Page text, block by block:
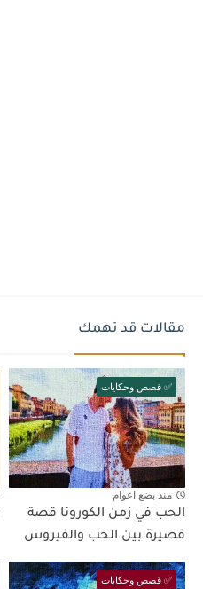
مقالات قد تهمك
✅ قصص وحكايات
منذ بضع اعوام
الحب في زمن الكورونا قصة
قصيرة بين الحب والفيروس
✅ قصص وحكايات